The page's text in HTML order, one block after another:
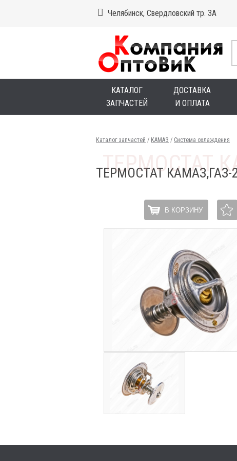
Челябинск, Свердловский тр. 3А
КАТАЛОГ
ЗАПЧАСТЕЙ
ДОСТАВКА
И ОПЛАТА
Каталог запчастей / КАМАЗ / Система охлаждения
ТЕРМОСТАТ КАМАЗ,ГАЗ-
В КОРЗИНУ